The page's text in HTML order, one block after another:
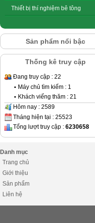
Thiết bị thí nghiệm bê tông
Sản phẩm nổi bậc
Thống kê truy cập
Đang truy cập : 22
• Máy chủ tìm kiếm : 1
• Khách viếng thăm : 21
Hôm nay : 2589
Tháng hiện tại : 25523
Tổng lượt truy cập : 6230658
Danh mục
Trang chủ
Giới thiệu
Sản phẩm
Liên hệ